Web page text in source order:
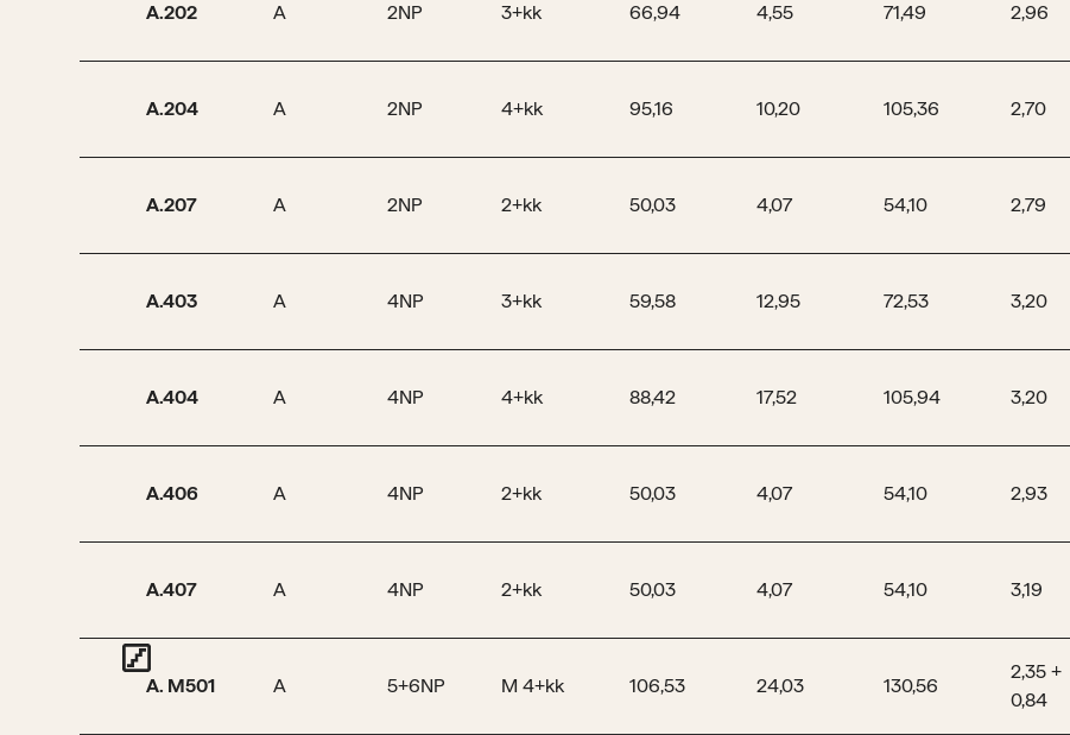
A.202 A 2NP 3+kk 66,94 4,55 71,49 2,96
A.204 A 2NP 4+kk 95,16 10,20 105,36 2,70
A.207 A 2NP 2+kk 50,03 4,07 54,10 2,79
A.403 A 4NP 3+kk 59,58 12,95 72,53 3,20
A.404 A 4NP 4+kk 88,42 17,52 105,94 3,20
A.406 A 4NP 2+kk 50,03 4,07 54,10 2,93
A.407 A 4NP 2+kk 50,03 4,07 54,10 3,19
A. M501 A 5+6NP M 4+kk 106,53 24,03 130,56
2,35 +
0,84